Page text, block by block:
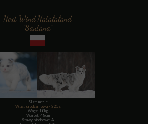
Slate merle
Waga urodzeniowa - 325g
Waga: 18kg
Wzrost: 48cm
Stawy biodrowe: A
Next Wind Natalaland
"Santana"